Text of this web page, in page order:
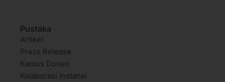
Pustaka
Artikel
Press Release
Kamus Dosen
Kolaborasi Instansi